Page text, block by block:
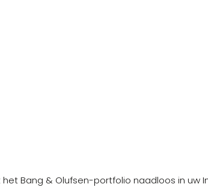
Bang & Olufsen-portfolio naadloos in uw